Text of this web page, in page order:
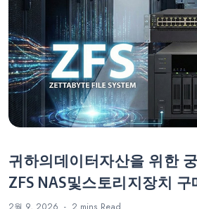
귀하의데이터자산을 위한
ZFS NAS및스토리지장치